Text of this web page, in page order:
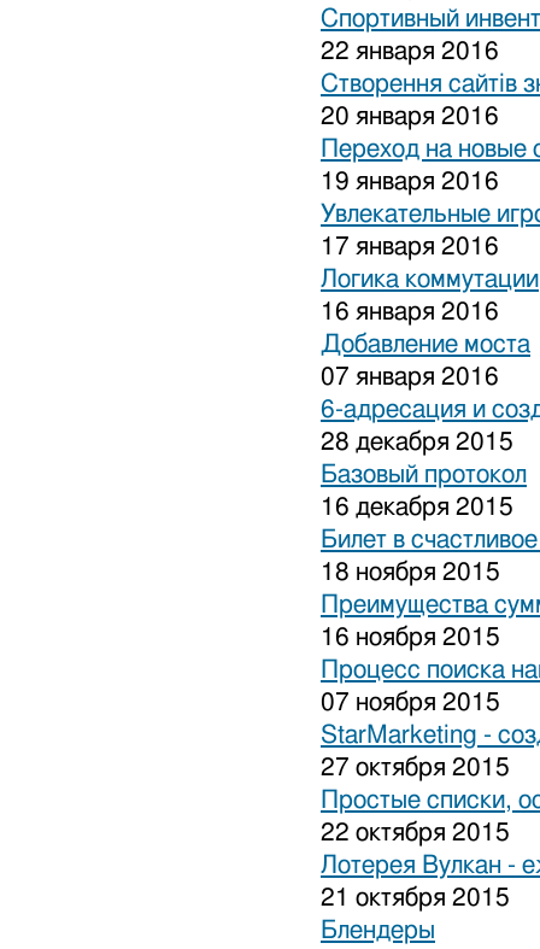
Спортивный
22 января 2016
Створення сайтів
20 января 2016
Переход на новые
19 января 2016
Увлекательные
17 января 2016
Логика коммутации
16 января 2016
Добавление моста
07 января 2016
6-адресация и
28 декабря 2015
Базовый протокол
16 декабря 2015
Билет в
18 ноября 2015
Преимущества
16 ноября 2015
Процесс поиска
07 ноября 2015
StarMarketing -
27 октября 2015
Простые списки,
22 октября 2015
Лотерея Вулкан -
21 октября 2015
Блендеры